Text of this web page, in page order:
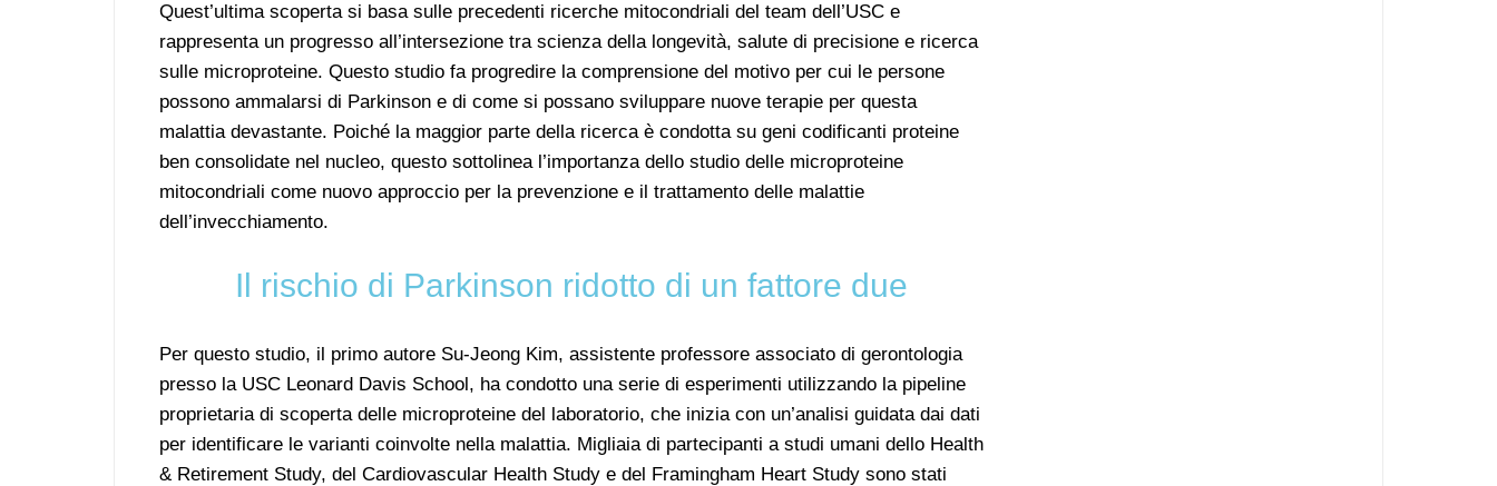
Quest’ultima scoperta si basa sulle precedenti ricerche mitocondriali del team dell’USC e
rappresenta un progresso all’intersezione tra scienza della longevità, salute di precisione e ricerca
sulle microproteine. Questo studio fa progredire la comprensione del motivo per cui le persone
possono ammalarsi di Parkinson e di come si possano sviluppare nuove terapie per questa
malattia devastante. Poiché la maggior parte della ricerca è condotta su geni codificanti proteine
ben consolidate nel nucleo, questo sottolinea l’importanza dello studio delle microproteine
mitocondriali come nuovo approccio per la prevenzione e il trattamento delle malattie
dell’invecchiamento.
Il rischio di Parkinson ridotto di un fattore due
Per questo studio, il primo autore Su-Jeong Kim, assistente professore associato di gerontologia
presso la USC Leonard Davis School, ha condotto una serie di esperimenti utilizzando la pipeline
proprietaria di scoperta delle microproteine del laboratorio, che inizia con un’analisi guidata dai dati
per identificare le varianti coinvolte nella malattia. Migliaia di partecipanti a studi umani dello Health
& Retirement Study, del Cardiovascular Health Study e del Framingham Heart Study sono stati